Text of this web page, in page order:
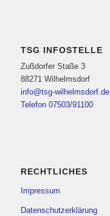
TSG INFOSTELLE
Zußdorfer Staße 3
88271 Wilhelmsdorf
info@tsg-wilhelmsdorf.de
Telefon 07503/91100
RECHTLICHES
Impressum
Datenschutzerklärung